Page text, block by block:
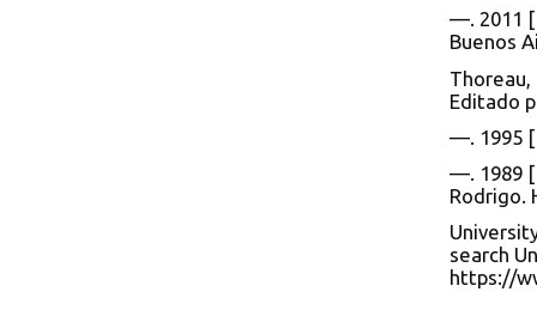
—. 2011
Buenos
Thoreau,
Editado
—. 1995
—. 1989
Rodrigo.
search
https://